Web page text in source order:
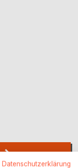
Datenschutzerklärung